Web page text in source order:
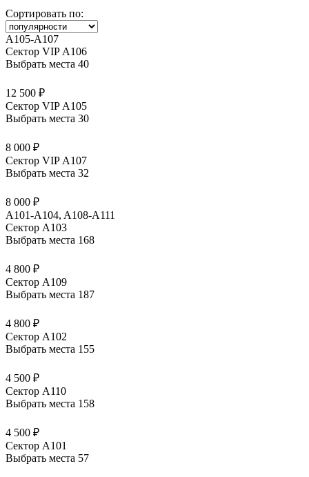
Сортировать по:
A105-A107
Сектор VIP А106
Выбрать места 40
12 500 ₽
Сектор VIP А105
Выбрать места 30
8 000 ₽
Сектор VIP А107
Выбрать места 32
8 000 ₽
A101-A104, A108-A111
Сектор А103
Выбрать места 168
4 800 ₽
Сектор А109
Выбрать места 187
4 800 ₽
Сектор А102
Выбрать места 155
4 500 ₽
Сектор А110
Выбрать места 158
4 500 ₽
Сектор А101
Выбрать места 57